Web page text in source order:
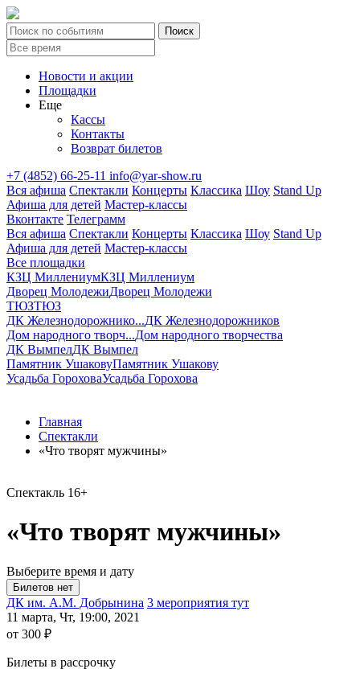
Новости и акции
Площадки
Еще
Кассы
Контакты
Возврат билетов
+7 (4852) 66-25-11 info@yar-show.ru
Вся афиша Спектакли Концерты Классика Шоу Stand Up
Афиша для детей Мастер-классы
Вконтакте Телеграмм
Вся афиша Спектакли Концерты Классика Шоу Stand Up
Афиша для детей Мастер-классы
Все площадки
КЗЦ МиллениумКЗЦ Миллениум
Дворец МолодежиДворец Молодежи
ТЮЗТЮЗ
ДК Железнодорожнико...ДК Железнодорожников
Дом народного творч...Дом народного творчества
ДК ВымпелДК Вымпел
Памятник УшаковуПамятник Ушакову
Усадьба ГороховаУсадьба Горохова
Главная
Спектакли
«Что творят мужчины»
Спектакль 16+
«Что творят мужчины»
Выберите время и дату
ДК им. А.М. Добрынина 3 мероприятия тут
11 марта, Чт, 19:00, 2021
от 300 ₽
Билеты в рассрочку